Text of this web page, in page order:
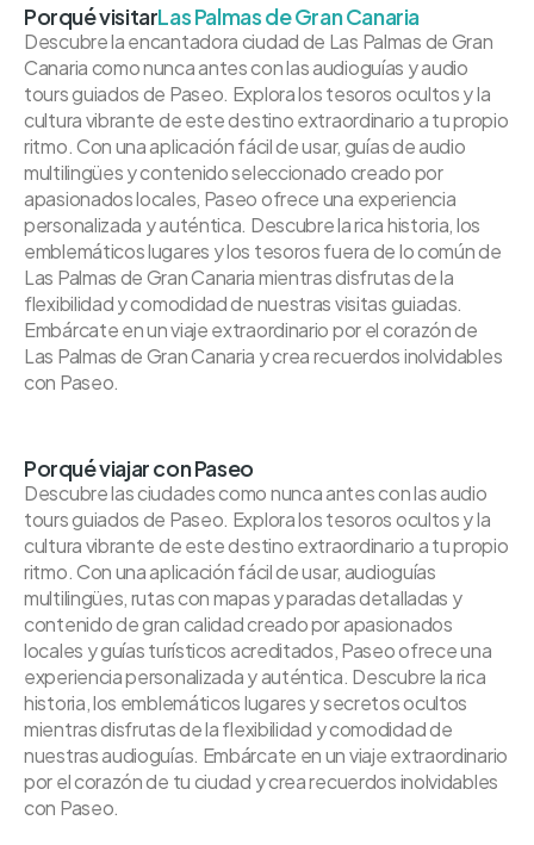
Porqué visitarLas Palmas de Gran Canaria
Descubre la encantadora ciudad de Las Palmas de Gran
Canaria como nunca antes con las audioguías y audio
tours guiados de Paseo. Explora los tesoros ocultos y la
cultura vibrante de este destino extraordinario a tu propio
ritmo. Con una aplicación fácil de usar, guías de audio
multilingües y contenido seleccionado creado por
apasionados locales, Paseo ofrece una experiencia
personalizada y auténtica. Descubre la rica historia, los
emblemáticos lugares y los tesoros fuera de lo común de
Las Palmas de Gran Canaria mientras disfrutas de la
flexibilidad y comodidad de nuestras visitas guiadas.
Embárcate en un viaje extraordinario por el corazón de
Las Palmas de Gran Canaria y crea recuerdos inolvidables
con Paseo.
Porqué viajar con Paseo
Descubre las ciudades como nunca antes con las audio
tours guiados de Paseo. Explora los tesoros ocultos y la
cultura vibrante de este destino extraordinario a tu propio
ritmo. Con una aplicación fácil de usar, audioguías
multilingües, rutas con mapas y paradas detalladas y
contenido de gran calidad creado por apasionados
locales y guías turísticos acreditados, Paseo ofrece una
experiencia personalizada y auténtica. Descubre la rica
historia, los emblemáticos lugares y secretos ocultos
mientras disfrutas de la flexibilidad y comodidad de
nuestras audioguías. Embárcate en un viaje extraordinario
por el corazón de tu ciudad y crea recuerdos inolvidables
con Paseo.